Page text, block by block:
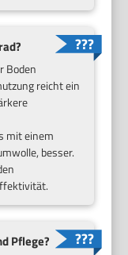
Boden
reicht ein
mit einem
besser.
Pflege?